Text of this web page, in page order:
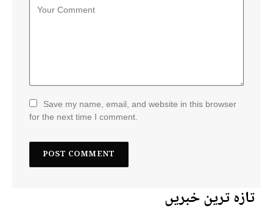
Save my name, email, and website in this browser
for the next time I comment.
تازہ ترین خبریں